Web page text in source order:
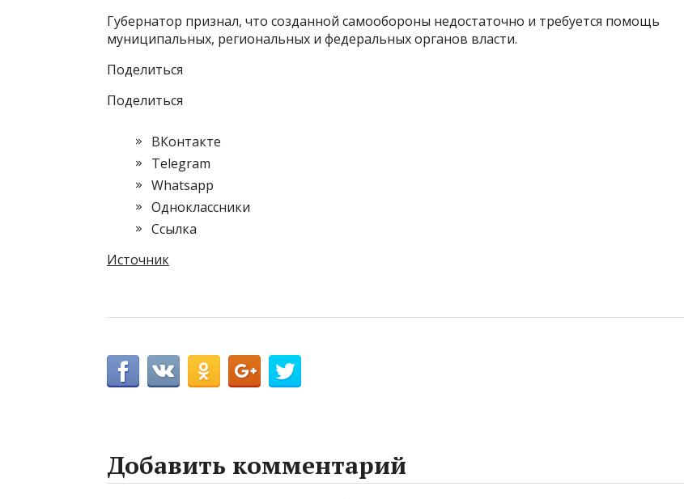
Губернатор признал, что созданной самообороны недостаточно и требуется помощь
муниципальных, региональных и федеральных органов власти.
Поделиться
Поделиться
ВКонтакте
Telegram
Whatsapp
Одноклассники
Cсылка
Источник
Добавить комментарий